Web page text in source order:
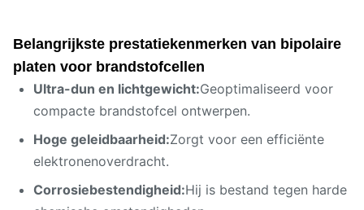
Belangrijkste prestatiekenmerken van bipolaire
platen voor brandstofcellen
Ultra-dun en lichtgewicht:Geoptimaliseerd voor
compacte brandstofcel ontwerpen.
Hoge geleidbaarheid:Zorgt voor een efficiënte
elektronenoverdracht.
Corrosiebestendigheid:Hij is bestand tegen harde